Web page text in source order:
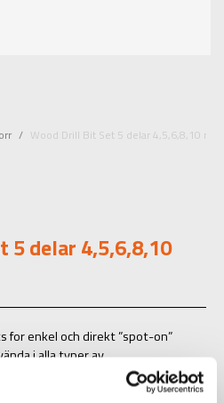
Wood Drill Bit Set 5 delar 4,5,6,8,10 mm
5 delar 4,5,6,8,10
for enkel och direkt ”spot-on”
i alla typer av
i både mjukt och hårt trä
hexfäste ger en smidig och enkel